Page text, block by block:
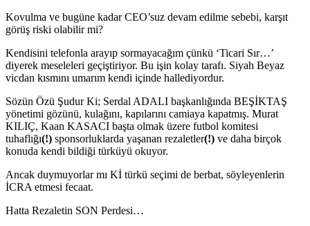
Kovulma ve bugüne kadar CEO’suz devam edilme sebebi, karşıt
görüş riski olabilir mi?
Kendisini telefonla arayıp sormayacağım çünkü ‘Ticari Sır…’
diyerek meseleleri geçiştiriyor. Bu işin kolay tarafı. Siyah Beyaz
vicdan kısmını umarım kendi içinde hallediyordur.
Sözün Özü Şudur Ki; Serdal ADALI başkanlığında BEŞİKTAŞ
yönetimi gözünü, kulağını, kapılarını camiaya kapatmış. Murat
KILIÇ, Kaan KASACI başta olmak üzere futbol komitesi
tuhaflığı(!) sponsorluklarda yaşanan rezaletler(!) ve daha birçok
konuda kendi bildiği türküyü okuyor.
Ancak duymuyorlar mı Kİ türkü seçimi de berbat, söyleyenlerin
İCRA etmesi fecaat.
Hatta Rezaletin SON Perdesi…